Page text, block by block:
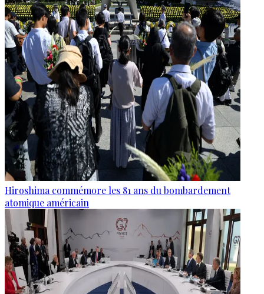
Hiroshima commémore les 81 ans du bombardement
atomique américain